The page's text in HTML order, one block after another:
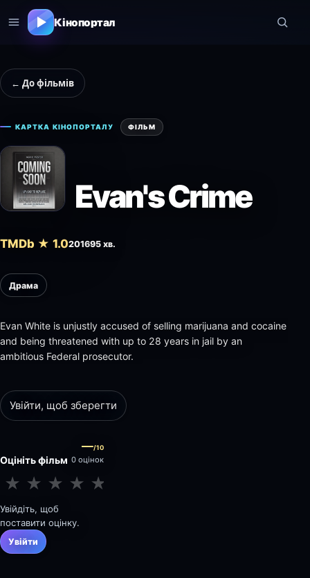
Кінопортал
← До фільмів
КАРТКА КІНОПОРТАЛУ ФІЛЬМ
Evan's Crime
TMDb ★ 1.0201695 хв.
Драма
Evan White is unjustly accused of selling marijuana and cocaine
and being threatened with up to 28 years in jail by an
ambitious Federal prosecutor.
Увійти, щоб зберегти
Оцініть фільм
—/10
0 оцінок
★ ★ ★ ★ ★
Увійдіть, щоб
поставити оцінку.
Увійти